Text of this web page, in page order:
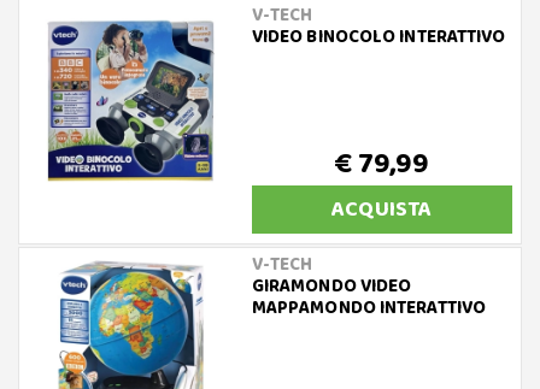
V-TECH
VIDEO BINOCOLO INTERATTIVO
€ 79,99
ACQUISTA
V-TECH
GIRAMONDO VIDEO
MAPPAMONDO INTERATTIVO